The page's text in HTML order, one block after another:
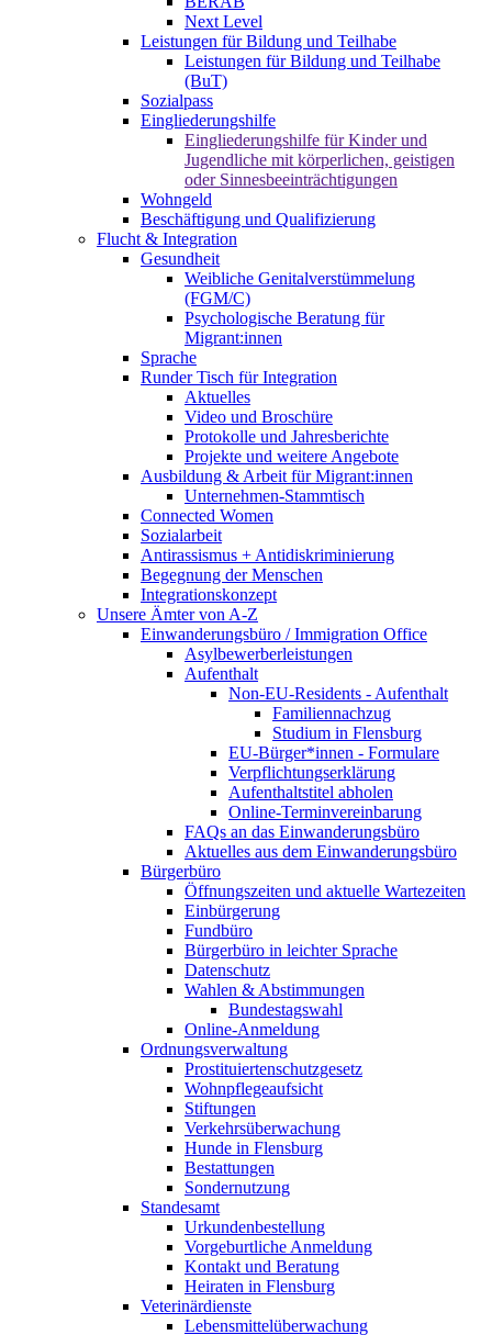
Next Level
Leistungen für Bildung und Teilhabe
Leistungen für Bildung und Teilhabe
(BuT)
Sozialpass
Eingliederungshilfe
Eingliederungshilfe für Kinder und
Jugendliche mit körperlichen, geistigen
oder Sinnesbeeinträchtigungen
Wohngeld
Beschäftigung und Qualifizierung
Flucht & Integration
Gesundheit
Weibliche Genitalverstümmelung
(FGM/C)
Psychologische Beratung für
Migrant:innen
Sprache
Runder Tisch für Integration
Aktuelles
Video und Broschüre
Protokolle und Jahresberichte
Projekte und weitere Angebote
Ausbildung & Arbeit für Migrant:innen
Unternehmen-Stammtisch
Connected Women
Sozialarbeit
Antirassismus + Antidiskriminierung
Begegnung der Menschen
Integrationskonzept
Unsere Ämter von A-Z
Einwanderungsbüro / Immigration Office
Asylbewerberleistungen
Aufenthalt
Non-EU-Residents - Aufenthalt
Familiennachzug
Studium in Flensburg
EU-Bürger*innen - Formulare
Verpflichtungserklärung
Aufenthaltstitel abholen
Online-Terminvereinbarung
FAQs an das Einwanderungsbüro
Aktuelles aus dem Einwanderungsbüro
Bürgerbüro
Öffnungszeiten und aktuelle Wartezeiten
Einbürgerung
Fundbüro
Bürgerbüro in leichter Sprache
Datenschutz
Wahlen & Abstimmungen
Bundestagswahl
Online-Anmeldung
Ordnungsverwaltung
Prostituiertenschutzgesetz
Wohnpflegeaufsicht
Stiftungen
Verkehrsüberwachung
Hunde in Flensburg
Bestattungen
Sondernutzung
Standesamt
Urkundenbestellung
Vorgeburtliche Anmeldung
Kontakt und Beratung
Heiraten in Flensburg
Veterinärdienste
Lebensmittelüberwachung